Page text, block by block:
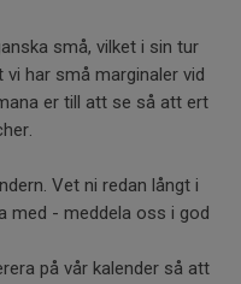
små, vilket i sin tur
har små marginaler vid
er till att se så att ert
Vet ni redan långt i
med - meddela oss i god
på vår kalender så att